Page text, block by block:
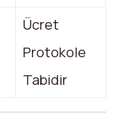
Ücret
Protokole
Tabidir